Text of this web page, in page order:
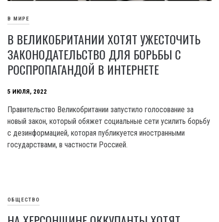
В МИРЕ
В ВЕЛИКОБРИТАНИИ ХОТЯТ УЖЕСТОЧИТЬ
ЗАКОНОДАТЕЛЬСТВО ДЛЯ БОРЬБЫ С
РОСПРОПАГАНДОЙ В ИНТЕРНЕТЕ
5 ИЮЛЯ, 2022
Правительство Великобритании запустило голосование за
новый закон, который обяжет социальные сети усилить борьбу
с дезинформацией, которая публикуется иностранными
государствами, в частности Россией.
ОБЩЕСТВО